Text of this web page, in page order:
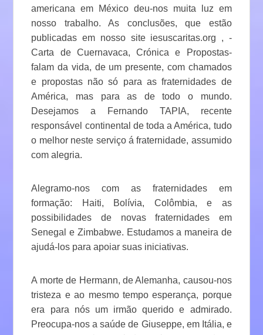
americana em México deu-nos muita luz em
nosso trabalho. As conclusões, que estão
publicadas em nosso site iesuscaritas.org , -
Carta de Cuernavaca, Crónica e Propostas-
falam da vida, de um presente, com chamados
e propostas não só para as fraternidades de
América, mas para as de todo o mundo.
Desejamos a Fernando TAPIA, recente
responsável continental de toda a América, tudo
o melhor neste serviço á fraternidade, assumido
com alegria.
Alegramo-nos com as fraternidades em
formação: Haiti, Bolívia, Colômbia, e as
possibilidades de novas fraternidades em
Senegal e Zimbabwe. Estudamos a maneira de
ajudá-los para apoiar suas iniciativas.
A morte de Hermann, de Alemanha, causou-nos
tristeza e ao mesmo tempo esperança, porque
era para nós um irmão querido e admirado.
Preocupa-nos a saúde de Giuseppe, em Itália, e